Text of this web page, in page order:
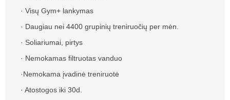
· Visų Gym+ lankymas
· Daugiau nei 4400 grupinių treniruočių per mėn.
· Soliariumai, pirtys
· Nemokamas filtruotas vanduo
·Nemokama įvadinė treniruotė
· Atostogos iki 30d.